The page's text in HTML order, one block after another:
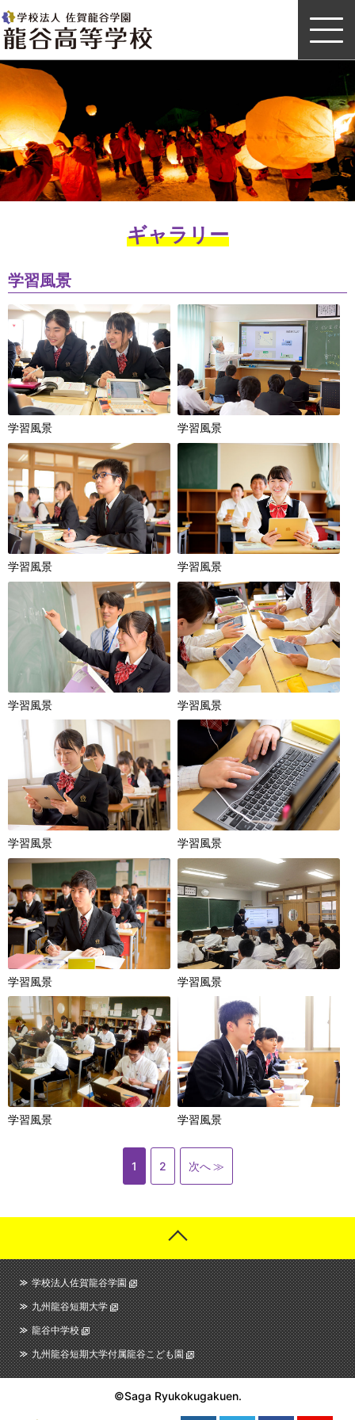
ギャラリー
学習風景
学習風景 学習風景
学習風景 学習風景
学習風景 学習風景
学習風景 学習風景
学習風景 学習風景
学習風景 学習風景
1 2 次へ
学校法人佐賀龍谷学園
九州龍谷短期大学
龍谷中学校
九州龍谷短期大学付属龍谷こども園
©Saga Ryukokugakuen.